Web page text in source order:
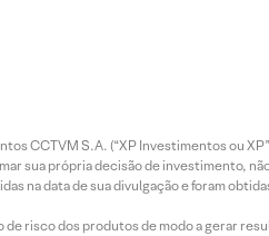
CCTVM S.A. (“XP Investimentos ou
sua própria decisão de investimento,
na data de sua divulgação e foram
risco dos produtos de modo a gerar